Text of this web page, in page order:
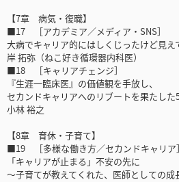
【7章 病気・復職】
■17 ［アカデミア／メディア・SNS］
大病でキャリア的にはしくじったけど見
岸 拓弥（ねこ好き循環器内科医）
■18 ［キャリアチェンジ］
『生涯一臨床医』の価値観を手放し、
セカンドキャリアへのリブートを果たした
小林 裕之
【8章 育休・子育て】
■19 ［多様な働き方／セカンドキャリア］
「キャリアが止まる」不安の先に
～子育てが教えてくれた、医師としての成